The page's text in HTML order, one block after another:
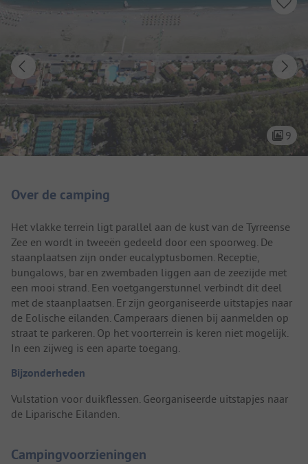
9
Over de camping
Het vlakke terrein ligt parallel aan de kust van de Tyrreense
Zee en wordt in tweeën gedeeld door een spoorweg. De
staanplaatsen zijn onder eucalyptusbomen. Receptie,
bungalows, bar en zwembaden liggen aan de zeezijde met
een mooi strand. Een voetgangerstunnel verbindt dit deel
met de staanplaatsen. Er zijn georganiseerde uitstapjes naar
de Eolische eilanden. Camperaars dienen bij aanmelden op
straat te parkeren. Op het voorterrein is keren niet mogelijk.
In een zijweg is een aparte toegang.
Bijzonderheden
Vulstation voor duikflessen. Georganiseerde uitstapjes naar
de Liparische Eilanden.
Campingvoorzieningen